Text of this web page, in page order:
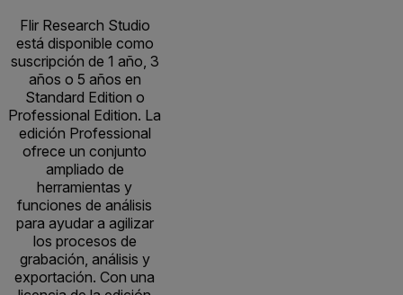
Flir Research Studio
está disponible como
suscripción de 1 año, 3
años o 5 años en
Standard Edition o
Professional Edition. La
edición Professional
ofrece un conjunto
ampliado de
herramientas y
funciones de análisis
para ayudar a agilizar
los procesos de
grabación, análisis y
exportación. Con una